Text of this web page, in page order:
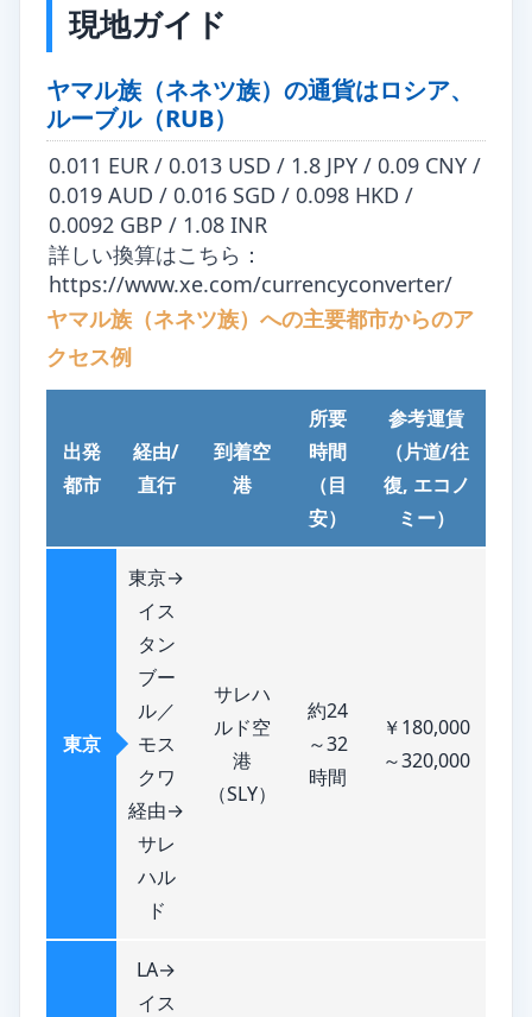
現地ガイド
ヤマル族（ネネツ族）の通貨はロシア、
ルーブル（RUB）
0.011 EUR / 0.013 USD / 1.8 JPY / 0.09 CNY /
0.019 AUD / 0.016 SGD / 0.098 HKD /
0.0092 GBP / 1.08 INR
詳しい換算はこちら：
https://www.xe.com/currencyconverter/
ヤマル族（ネネツ族）への主要都市からのア
クセス例
出発
都市
経由/
直行
到着空
港
所要
時間
（目
安）
参考運賃
（片道/往
復, エコノ
ミー）
東京
東京→
イス
タン
ブー
ル／
モス
クワ
経由→
サレ
ハル
ド
サレハ
ルド空
港
（SLY）
約24
～32
時間
￥180,000
～320,000
LA→
イス